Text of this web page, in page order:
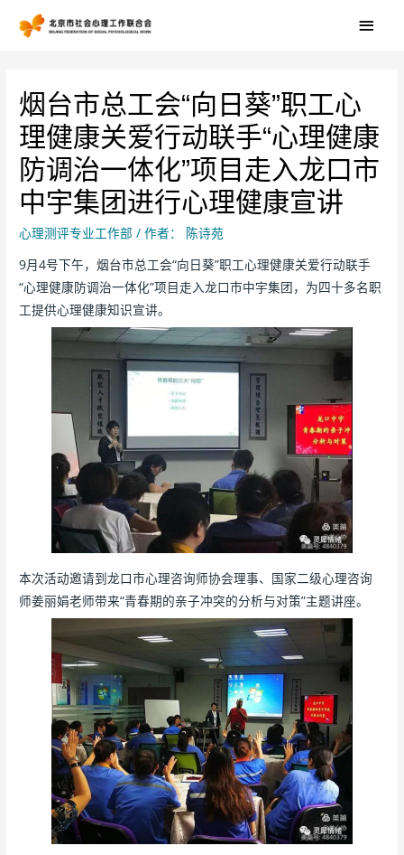
烟台市总工会“向日葵”职工心
理健康关爱行动联手“心理健康
防调治一体化”项目走入龙口市
中宇集团进行心理健康宣讲
心理测评专业工作部 / 作者：
陈诗苑
9月4号下午，烟台市总工会“向日葵”职工心理健康关爱行动联手
“心理健康防调治一体化”项目走入龙口市中宇集团，为四十多名职
工提供心理健康知识宣讲。
本次活动邀请到龙口市心理咨询师协会理事、国家二级心理咨询
师姜丽娟老师带来“青春期的亲子冲突的分析与对策”主题讲座。